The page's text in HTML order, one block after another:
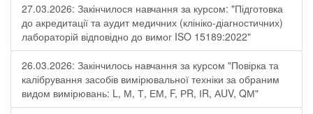
27.03.2026: Закінчилося навчання за курсом: "Підготовка
до акредитації та аудит медичних (клініко-діагностичних)
лабораторій відповідно до вимог ISO 15189:2022"
26.03.2026: Закінчилось навчання за курсом "Повірка та
калібрування засобів вимірювальної техніки за обраним
видом вимірювань: L, М, Т, ЕМ, F, РR, ІR, АUV, QМ"